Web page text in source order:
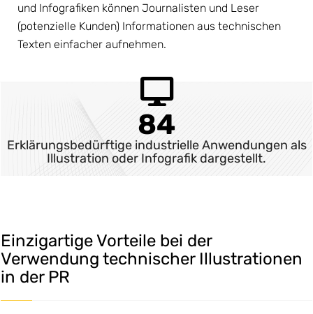
und Infografiken können Journalisten und Leser
(potenzielle Kunden) Informationen aus technischen
Texten einfacher aufnehmen.
84
Erklärungsbedürftige industrielle Anwendungen als
Illustration oder Infografik dargestellt.
Einzigartige Vorteile bei der
Verwendung technischer Illustrationen
in der PR